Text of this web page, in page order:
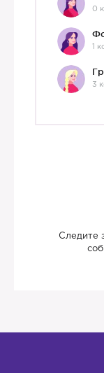
0
1
3
Следите